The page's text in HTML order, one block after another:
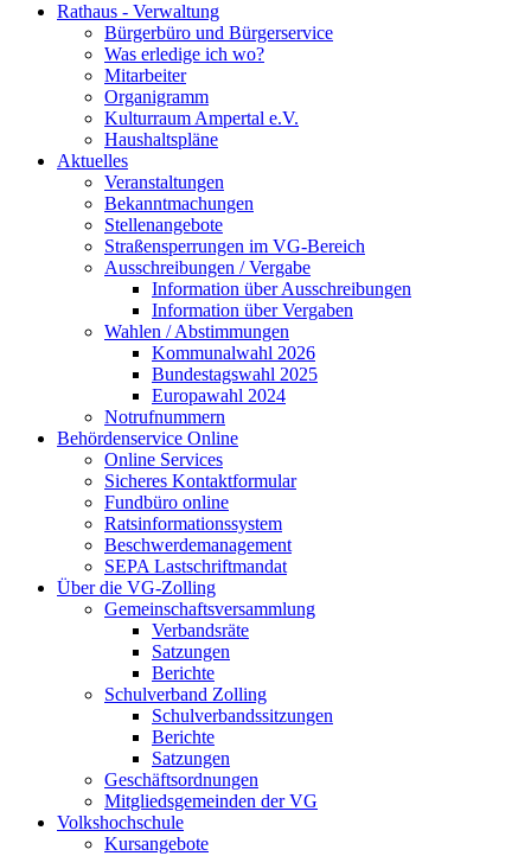
Rathaus - Verwaltung
Bürgerbüro und Bürgerservice
Was erledige ich wo?
Mitarbeiter
Organigramm
Kulturraum Ampertal e.V.
Haushaltspläne
Aktuelles
Veranstaltungen
Bekanntmachungen
Stellenangebote
Straßensperrungen im VG-Bereich
Ausschreibungen / Vergabe
Information über Ausschreibungen
Information über Vergaben
Wahlen / Abstimmungen
Kommunalwahl 2026
Bundestagswahl 2025
Europawahl 2024
Notrufnummern
Behördenservice Online
Online Services
Sicheres Kontaktformular
Fundbüro online
Ratsinformationssystem
Beschwerdemanagement
SEPA Lastschriftmandat
Über die VG-Zolling
Gemeinschaftsversammlung
Verbandsräte
Satzungen
Berichte
Schulverband Zolling
Schulverbandssitzungen
Berichte
Satzungen
Geschäftsordnungen
Mitgliedsgemeinden der VG
Volkshochschule
Kursangebote